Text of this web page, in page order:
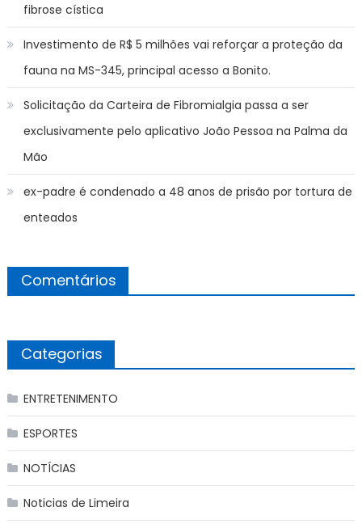
fibrose cística
Investimento de R$ 5 milhões vai reforçar a proteção da
fauna na MS-345, principal acesso a Bonito.
Solicitação da Carteira de Fibromialgia passa a ser
exclusivamente pelo aplicativo João Pessoa na Palma da
Mão
ex-padre é condenado a 48 anos de prisão por tortura de
enteados
Comentários
Categorias
ENTRETENIMENTO
ESPORTES
NOTÍCIAS
Noticias de Limeira